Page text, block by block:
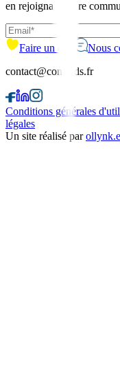
en rejoignant notre
Faire un don
Nous
contact@confkids.fr
Conditions générales
légales
Un site réalisé par